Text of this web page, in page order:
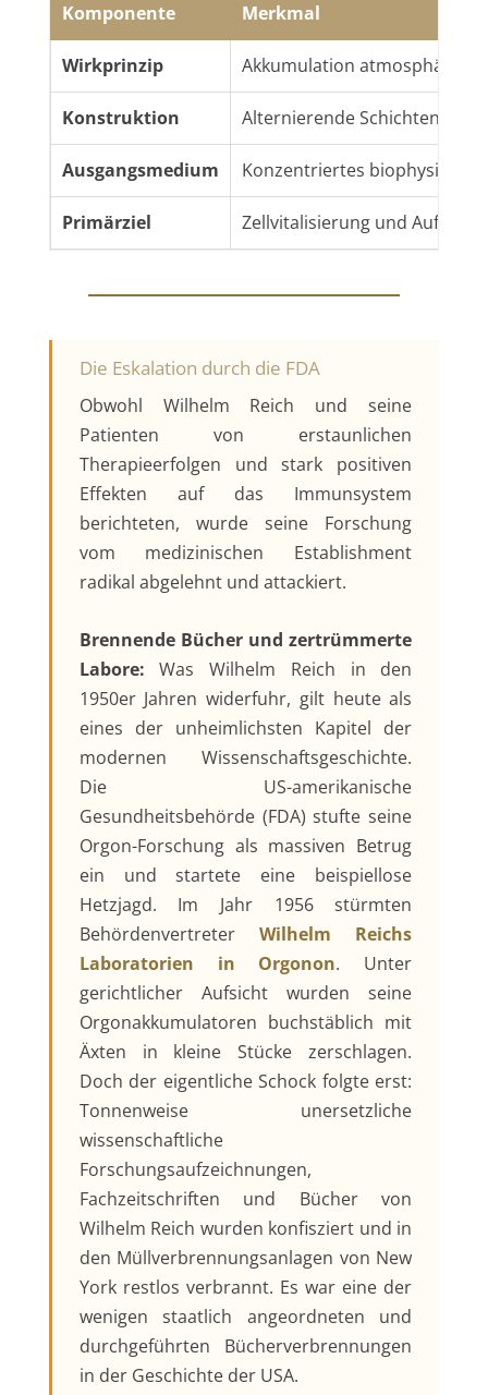
Komponente Merkmal
Wirkprinzip Akkumulation
Konstruktion Alternierende Schichten
Ausgangsmedium Konzentriertes
Primärziel Zellvitalisierung und
Die Eskalation durch die FDA
Obwohl Wilhelm Reich und seine
Patienten von erstaunlichen
Therapieerfolgen und stark positiven
Effekten auf das Immunsystem
berichteten, wurde seine Forschung
vom medizinischen Establishment
radikal abgelehnt und attackiert.
Brennende Bücher und zertrümmerte
Labore:Was Wilhelm Reich in den
1950er Jahren widerfuhr, gilt heute als
eines der unheimlichsten Kapitel der
modernen Wissenschaftsgeschichte.
Die US-amerikanische
Gesundheitsbehörde (FDA) stufte seine
Orgon-Forschung als massiven Betrug
ein und startete eine beispiellose
Hetzjagd. Im Jahr 1956 stürmten
Behördenvertreter Wilhelm Reichs
Laboratorien in Orgonon. Unter
gerichtlicher Aufsicht wurden seine
Orgonakkumulatoren buchstäblich mit
Äxten in kleine Stücke zerschlagen.
Doch der eigentliche Schock folgte erst:
Tonnenweise unersetzliche
wissenschaftliche
Forschungsaufzeichnungen,
Fachzeitschriften und Bücher von
Wilhelm Reich wurden konfisziert und in
den Müllverbrennungsanlagen von New
York restlos verbrannt. Es war eine der
wenigen staatlich angeordneten und
durchgeführten Bücherverbrennungen
in der Geschichte der USA.